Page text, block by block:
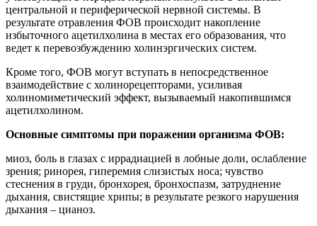
центральной и периферической нервной системы. В
результате отравления ФОВ происходит накопление
избыточного ацетилхолина в местах его образования, что
ведет к перевозбуждению холинэргических систем.
Кроме того, ФОВ могут вступать в непосредственное
взаимодействие с холинорецепторами, усиливая
холиномиметический эффект, вызываемый накопившимся
ацетилхолином.
Основные симптомы при поражении организма ФОВ:
миоз, боль в глазах с иррадиацией в лобные доли, ослабление
зрения; ринорея, гиперемия слизистых носа; чувство
стеснения в груди, бронхорея, бронхоспазм, затруднение
дыхания, свистящие хрипы; в результате резкого нарушения
дыхания – цианоз.